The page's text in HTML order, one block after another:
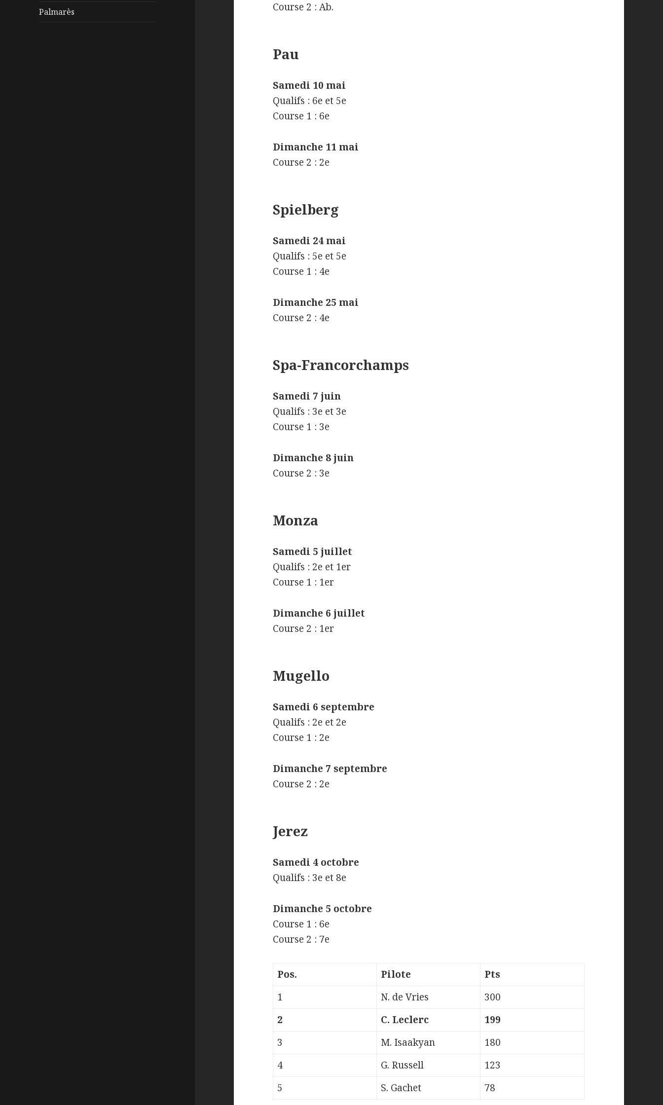
Palmarès Course 2 : Ab.
Pau
Samedi 10 mai
Qualifs : 6e et 5e
Course 1 : 6e
Dimanche 11 mai
Course 2 : 2e
Spielberg
Samedi 24 mai
Qualifs : 5e et 5e
Course 1 : 4e
Dimanche 25 mai
Course 2 : 4e
Spa-Francorchamps
Samedi 7 juin
Qualifs : 3e et 3e
Course 1 : 3e
Dimanche 8 juin
Course 2 : 3e
Monza
Samedi 5 juillet
Qualifs : 2e et 1er
Course 1 : 1er
Dimanche 6 juillet
Course 2 : 1er
Mugello
Samedi 6 septembre
Qualifs : 2e et 2e
Course 1 : 2e
Dimanche 7 septembre
Course 2 : 2e
Jerez
Samedi 4 octobre
Qualifs : 3e et 8e
Dimanche 5 octobre
Course 1 : 6e
Course 2 : 7e
Pos. Pilote
Pts
1
N. de Vries
300
2
C. Leclerc
199
3
M. Isaakyan
180
4
G. Russell
123
5
S. Gachet 78